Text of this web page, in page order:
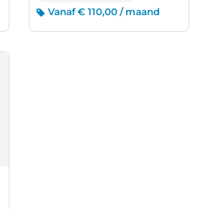
Vanaf € 110,00 / maand